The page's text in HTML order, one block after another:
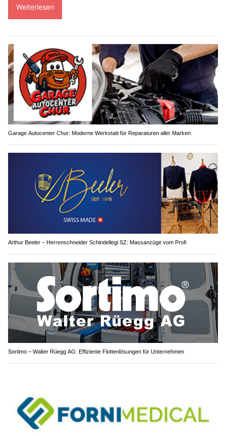
Weiterlesen
Garage Autocenter Chur: Moderne Werkstatt für Reparaturen aller Marken
Arthur Beeler – Herrenschneider Schindellegi SZ: Massanzüge vom Profi
Sortimo – Walter Rüegg AG: Effiziente Flottenlösungen für Unternehmen